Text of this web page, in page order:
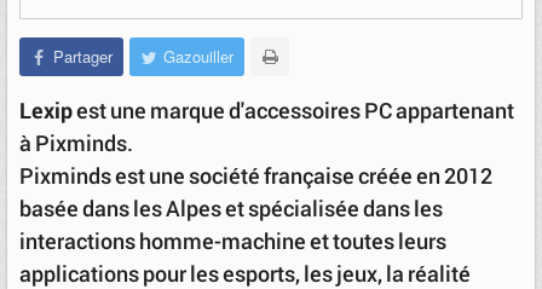
Partager Gazouiller
Lexipest une marque d'accessoires PC appartenant
à Pixminds.
Pixminds est une société française créée en 2012
basée dans les Alpes et spécialisée dans les
interactions homme-machine et toutes leurs
applications pour les esports, les jeux, la réalité